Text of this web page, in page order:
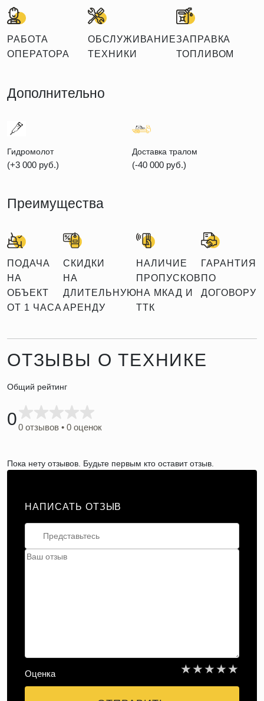
РАБОТА
ОПЕРАТОРА
ОБСЛУЖИВАНИЕ
ТЕХНИКИ
ЗАПРАВКА
ТОПЛИВОМ
Дополнительно
Гидромолот
(+3 000 руб.)
Доставка тралом
(-40 000 руб.)
Преимущества
ПОДАЧА
НА
ОБЪЕКТ
ОТ 1 ЧАСА
СКИДКИ
НА
ДЛИТЕЛЬНУЮ
АРЕНДУ
НАЛИЧИЕ
ПРОПУСКОВ
НА МКАД И
ТТК
ГАРАНТИЯ
ПО
ДОГОВОРУ
ОТЗЫВЫ О ТЕХНИКЕ
Общий рейтинг
00 отзывов • 0 оценок
Пока нету отзывов. Будьте первым кто оставит отзыв.
НАПИСАТЬ ОТЗЫВ
Оценка ★
★
★
★
★